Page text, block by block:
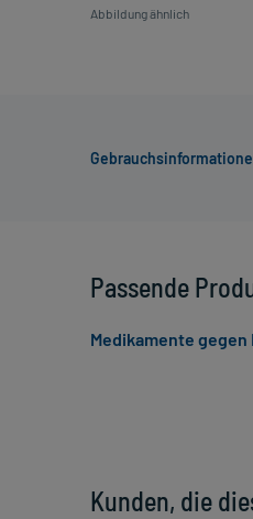
Abbildung ähnlich
Kunden, die
Passende
Medikamente gegen